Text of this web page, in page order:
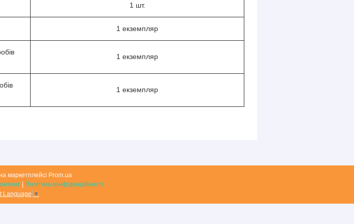
1 шт.
1 екземпляр
1 екземпляр
1 екземпляр
маркетплейсі Prom.ua
Політика конфіденційності
Language ▼